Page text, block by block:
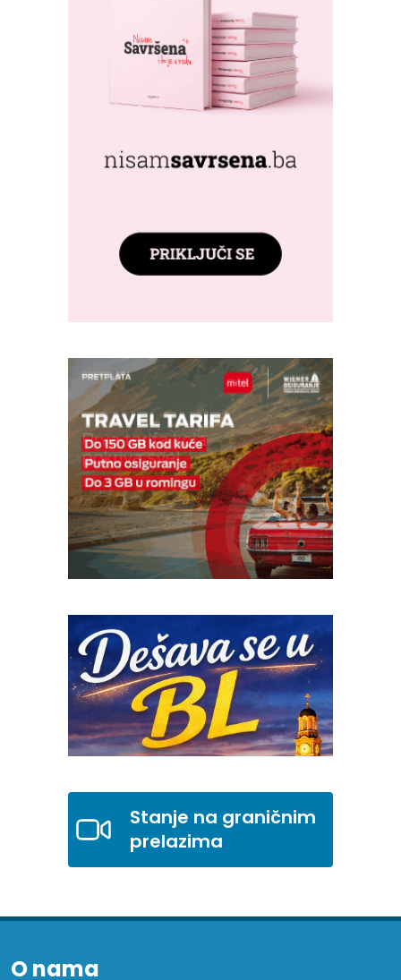
Stanje na graničnim
prelazima
O nama